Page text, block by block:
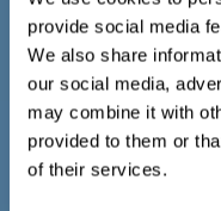
provide social media
We also share
our social media,
may combine it with
provided to them or
of their services.
présenté pour la
fois que l'objet est
dernière fois que l'objet
forme d'image.